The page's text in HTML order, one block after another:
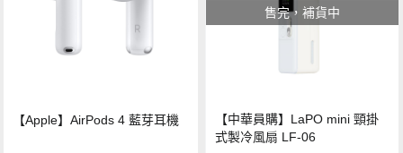
【Apple】AirPods 4 藍芽耳機
售完，補貨中
【中華員購】LaPO mini 頸掛
式製冷風扇 LF-06